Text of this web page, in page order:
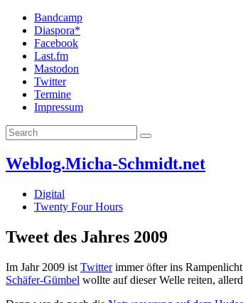
Bandcamp
Diaspora*
Facebook
Last.fm
Mastodon
Twitter
Termine
Impressum
Weblog.Micha-Schmidt.net
Digital
Twenty Four Hours
Tweet des Jahres 2009
Im Jahr 2009 ist Twitterimmer öfter ins
Schäfer-Gümbel wollte auf dieser Welle reiten,